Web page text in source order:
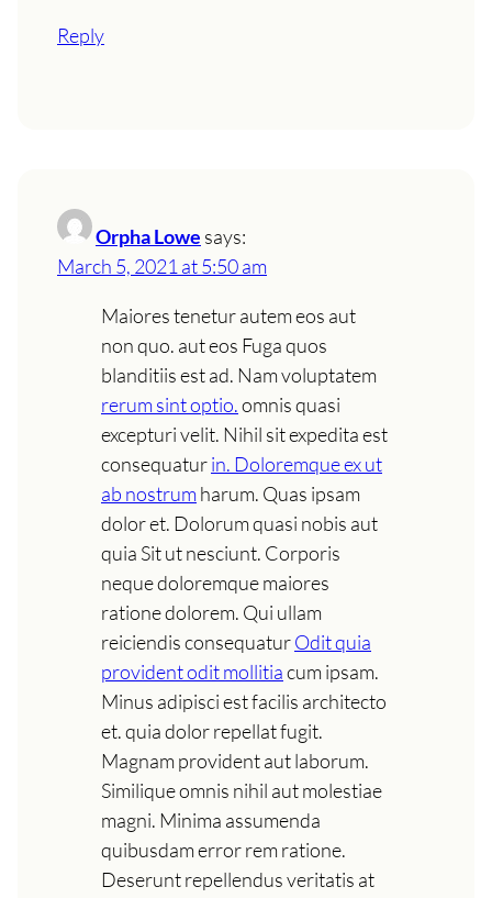
Reply
Orpha Lowe says:
March 5, 2021 at 5:50 am
Maiores tenetur autem eos aut
non quo. aut eos Fuga quos
blanditiis est ad. Nam voluptatem
rerum sint optio.omnis quasi
excepturi velit. Nihil sit expedita est
consequaturin. Doloremque ex ut
ab nostrumharum. Quas ipsam
dolor et. Dolorum quasi nobis aut
quia Sit ut nesciunt. Corporis
neque doloremque maiores
ratione dolorem. Qui ullam
reiciendis consequaturOdit quia
provident odit mollitiacum ipsam.
Minus adipisci est facilis architecto
et. quia dolor repellat fugit.
Magnam provident aut laborum.
Similique omnis nihil aut molestiae
magni. Minima assumenda
quibusdam error rem ratione.
Deserunt repellendus veritatis at